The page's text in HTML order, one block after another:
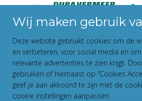
Wij maken gebruik
Deze website gebruikt cookies om de
en verbeteren, voor social media en
relevante advertenties te zien krijgt.
gebruiken of hiernaast op “Cookies
geef je aan akkoord te zijn met de
cookie instellingen aanpassen.